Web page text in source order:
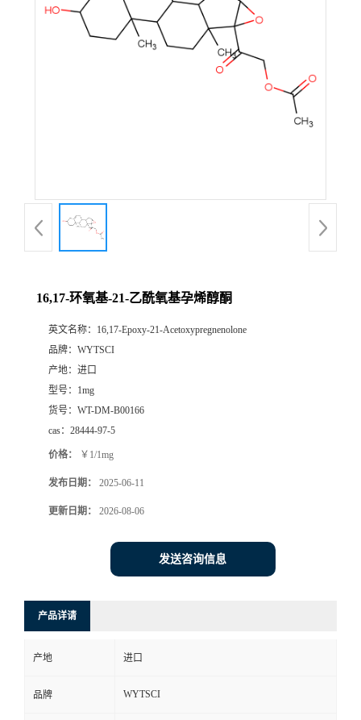
16,17-环氧基-21-乙酰氧基孕烯醇酮
英文名称： 16,17-Epoxy-21-Acetoxypregnenolone
品牌： WYTSCI
产地： 进口
型号： 1mg
货号： WT-DM-B00166
cas： 28444-97-5
价格： ￥1/1mg
发布日期： 2025-06-11
更新日期： 2026-08-06
发送咨询信息
产品详请
产地 进口
品牌 WYTSCI